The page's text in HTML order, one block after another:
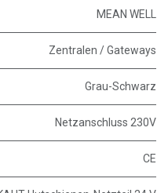
MEAN WELL
Zentralen / Gateways
Grau-Schwarz
Netzanschluss 230V
CE